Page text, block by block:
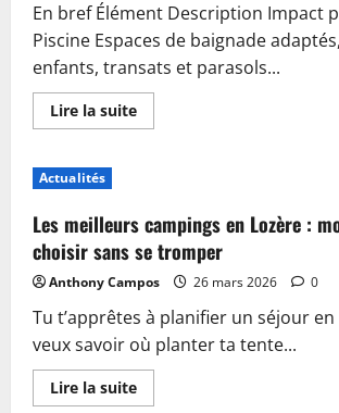
En bref Élément Description Impact
Piscine Espaces de baignade
enfants, transats et parasols...
Lire la suiteEn
savoir
accueil
:
plongez
dans
les
nouveautés
du
camping
de
Sablé-
sur-
Sarthe
Actualités
Les meilleurs campings en Lozère :
choisir sans se tromper
Anthony Campos 26 mars 2026 0
Tu t’apprêtes à planifier un séjour
veux savoir où planter ta tente...
Lire la suiteEn
savoir